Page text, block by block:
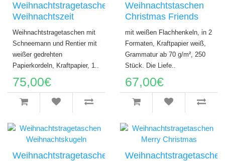
Weihnachtstragetaschen
Weihnachtszeit
Weihnachtstragetaschen mit
Schneemann und Rentier mit
weißer gedrehten
Papierkordeln, Kraftpapier, 1..
75,00€
Weihnachtstaschen
Christmas Friends
mit weißen Flachhenkeln, in 2
Formaten, Kraftpapier weiß,
Grammatur ab 70 g/m², 250
Stück. Die Liefe..
67,00€
Weihnachtstragetaschen
Weihnachtstragetaschen